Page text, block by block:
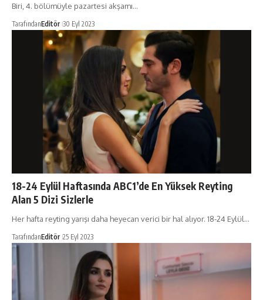
Biri, 4. bölümüyle pazartesi akşamı…
TarafındanEditör 30 Eyl 2023
18-24 Eylül Haftasında ABC1’de En Yüksek Reyting
Alan 5 Dizi Sizlerle
Her hafta reyting yarışı daha heyecan verici bir hal alıyor. 18-24 Eylül…
TarafındanEditör 25 Eyl 2023